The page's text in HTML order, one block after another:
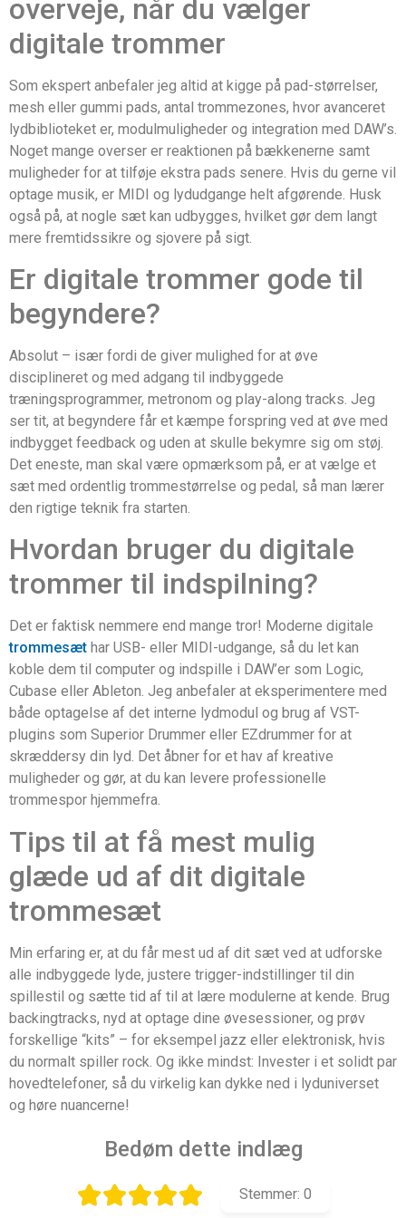
overveje, når du vælger
digitale trommer
Som ekspert anbefaler jeg altid at kigge på pad-størrelser,
mesh eller gummi pads, antal trommezones, hvor avanceret
lydbiblioteket er, modulmuligheder og integration med DAW’s.
Noget mange overser er reaktionen på bækkenerne samt
muligheder for at tilføje ekstra pads senere. Hvis du gerne vil
optage musik, er MIDI og lydudgange helt afgørende. Husk
også på, at nogle sæt kan udbygges, hvilket gør dem langt
mere fremtidssikre og sjovere på sigt.
Er digitale trommer gode til
begyndere?
Absolut – især fordi de giver mulighed for at øve
disciplineret og med adgang til indbyggede
træningsprogrammer, metronom og play-along tracks. Jeg
ser tit, at begyndere får et kæmpe forspring ved at øve med
indbygget feedback og uden at skulle bekymre sig om støj.
Det eneste, man skal være opmærksom på, er at vælge et
sæt med ordentlig trommestørrelse og pedal, så man lærer
den rigtige teknik fra starten.
Hvordan bruger du digitale
trommer til indspilning?
Det er faktisk nemmere end mange tror! Moderne digitale
trommesæt har USB- eller MIDI-udgange, så du let kan
koble dem til computer og indspille i DAW’er som Logic,
Cubase eller Ableton. Jeg anbefaler at eksperimentere med
både optagelse af det interne lydmodul og brug af VST-
plugins som Superior Drummer eller EZdrummer for at
skræddersy din lyd. Det åbner for et hav af kreative
muligheder og gør, at du kan levere professionelle
trommespor hjemmefra.
Tips til at få mest mulig
glæde ud af dit digitale
trommesæt
Min erfaring er, at du får mest ud af dit sæt ved at udforske
alle indbyggede lyde, justere trigger-indstillinger til din
spillestil og sætte tid af til at lære modulerne at kende. Brug
backingtracks, nyd at optage dine øvesessioner, og prøv
forskellige “kits” – for eksempel jazz eller elektronisk, hvis
du normalt spiller rock. Og ikke mindst: Invester i et solidt par
hovedtelefoner, så du virkelig kan dykke ned i lyduniverset
og høre nuancerne!
Bedøm dette indlæg
Stemmer: 0